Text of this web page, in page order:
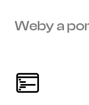
Weby a